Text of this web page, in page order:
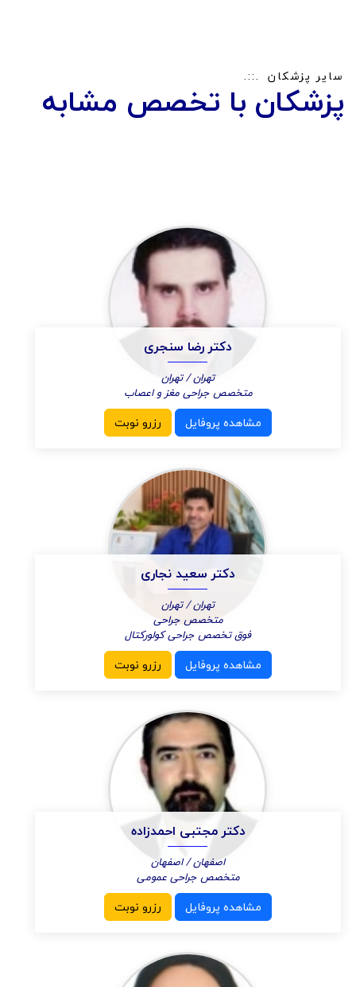
سایر پزشکان
پزشکان با تخصص مشابه
دکتر رضا سنجری
تهران / تهران
متخصص جراحی مغز و اعصاب
مشاهده پروفایل رزرو نوبت
دکتر سعید نجاری
تهران / تهران
متخصص جراحی
فوق تخصص جراحی کولورکتال
مشاهده پروفایل رزرو نوبت
دکتر مجتبی احمدزاده
اصفهان / اصفهان
متخصص جراحی عمومی
مشاهده پروفایل رزرو نوبت